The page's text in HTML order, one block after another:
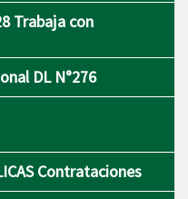
Trabaja con
DL N°276
Contrataciones